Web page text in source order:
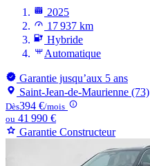
2025
17 937 km
Hybride
Automatique
Garantie jusqu’aux 5 ans
Saint-Jean-de-Maurienne (73)
Dès394 €/mois
ou 41 990 €
Garantie Constructeur